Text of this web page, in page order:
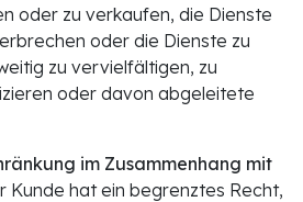
oder zu verkaufen, die Dienste
oder die Dienste zu
zu vervielfältigen, zu
oder davon abgeleitete
im Zusammenhang mit
Kunde hat ein begrenztes Recht,